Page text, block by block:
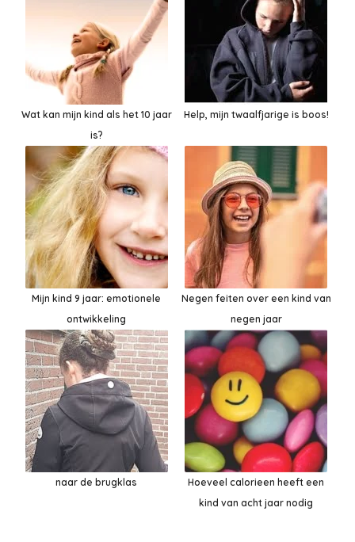
Wat kan mijn kind als het 10 jaar
is?
Help, mijn twaalfjarige is boos!
Mijn kind 9 jaar: emotionele
ontwikkeling
Negen feiten over een kind van
negen jaar
naar de brugklas
Hoeveel calorieen heeft een
kind van acht jaar nodig